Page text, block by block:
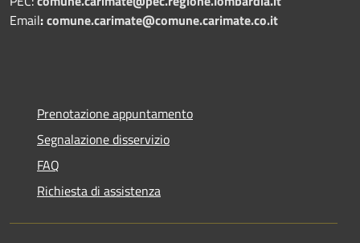
Email:comune.carimate@comune.carimate.co.it
Prenotazione appuntamento
Segnalazione disservizio
FAQ
Richiesta di assistenza